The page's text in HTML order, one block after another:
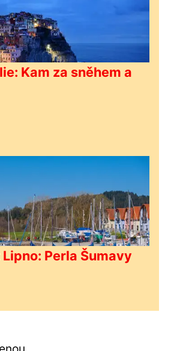
Kam za sněhem a
Perla Šumavy